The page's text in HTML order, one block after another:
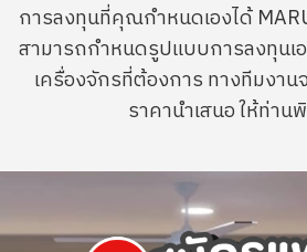
การลงทุนที่คุณกำหนดเองได้
สามารถกำหนดรูปแบบการลงทุนเ
เครื่องจักรที่ต้องการ ทางทีมงา
ราคานำเสนอ ให้ท่า
Image